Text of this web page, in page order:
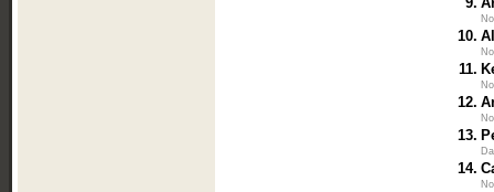
10.
11.
12.
13.
14.